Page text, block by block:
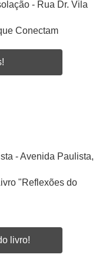
- Rua Dr. Vila
Conectam
- Avenida Paulista,
"Reflexões do
livro!